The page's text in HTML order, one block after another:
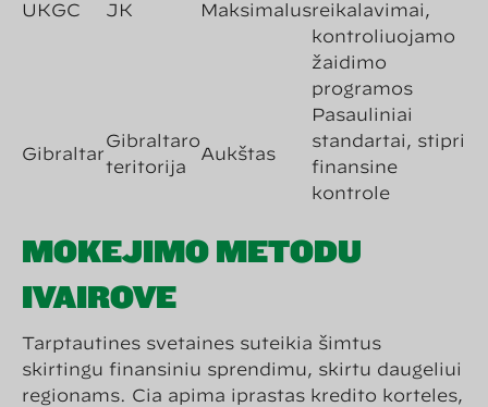
UKGC JK Maksimalusreikalavimai,
kontroliuojamo
žaidimo
programos
Gibraltar
Gibraltaro
teritorija
Aukštas
Pasauliniai
standartai, stipri
finansinė
kontrolė
MOKĖJIMO METODŲ
ĮVAIROVĖ
Tarptautinės svetainės suteikia šimtus
skirtingų finansinių sprendimų, skirtų daugeliui
regionams. Čia apima įprastas kredito korteles,